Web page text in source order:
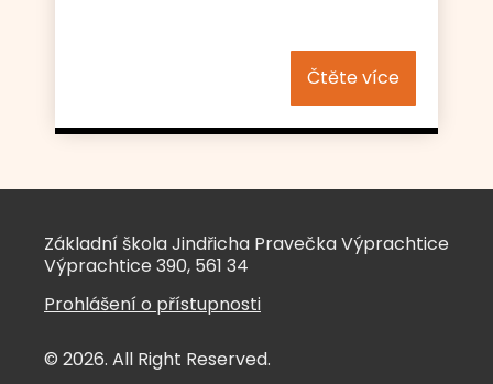
Čtěte více
Základní škola Jindřicha Pravečka Výprachtice
Výprachtice 390, 561 34
Prohlášení o přístupnosti
© 2026. All Right Reserved.